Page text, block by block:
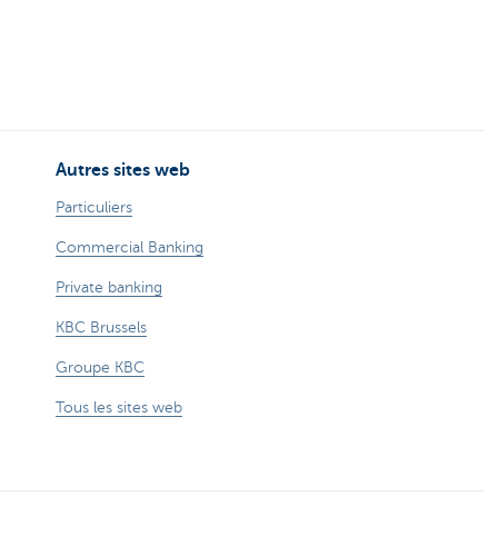
Autres sites web
Particuliers
Commercial Banking
Private banking
KBC Brussels
Groupe KBC
Tous les sites web